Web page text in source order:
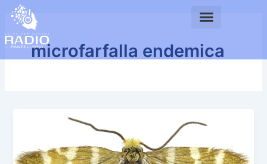
contenuto
microfarfalla endemica